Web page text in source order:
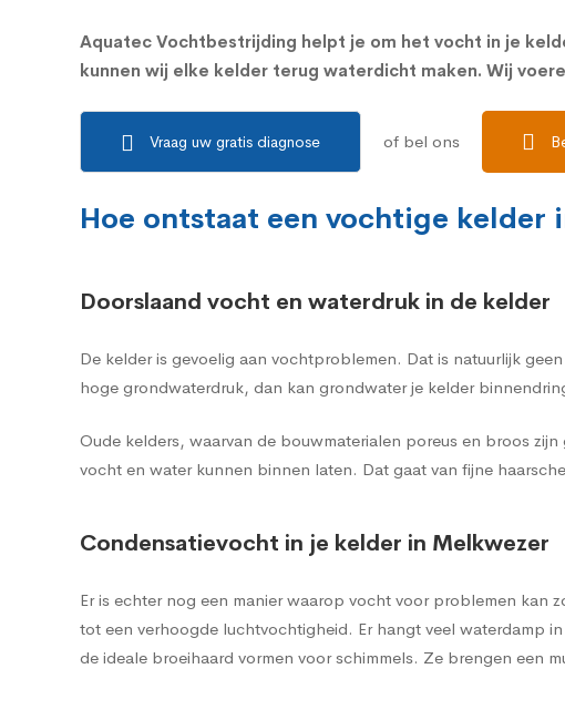
Aquatec Vochtbestrijding helpt je om het vocht in je
kunnen wij elke kelder terug waterdicht maken. Wij
Vraag uw gratis diagnose of bel ons
Hoe ontstaat een vochtige kelder
Doorslaand vocht en waterdruk in de kelder
De kelder is gevoelig aan vochtproblemen. Dat is natuurlijk
hoge grondwaterdruk, dan kan grondwater je kelder
Oude kelders, waarvan de bouwmaterialen poreus en broos
vocht en water kunnen binnen laten. Dat gaat van fijne
Condensatievocht in je kelder in Melkwezer
Er is echter nog een manier waarop vocht voor problemen kan
tot een verhoogde luchtvochtigheid. Er hangt veel waterdamp
de ideale broeihaard vormen voor schimmels. Ze brengen een